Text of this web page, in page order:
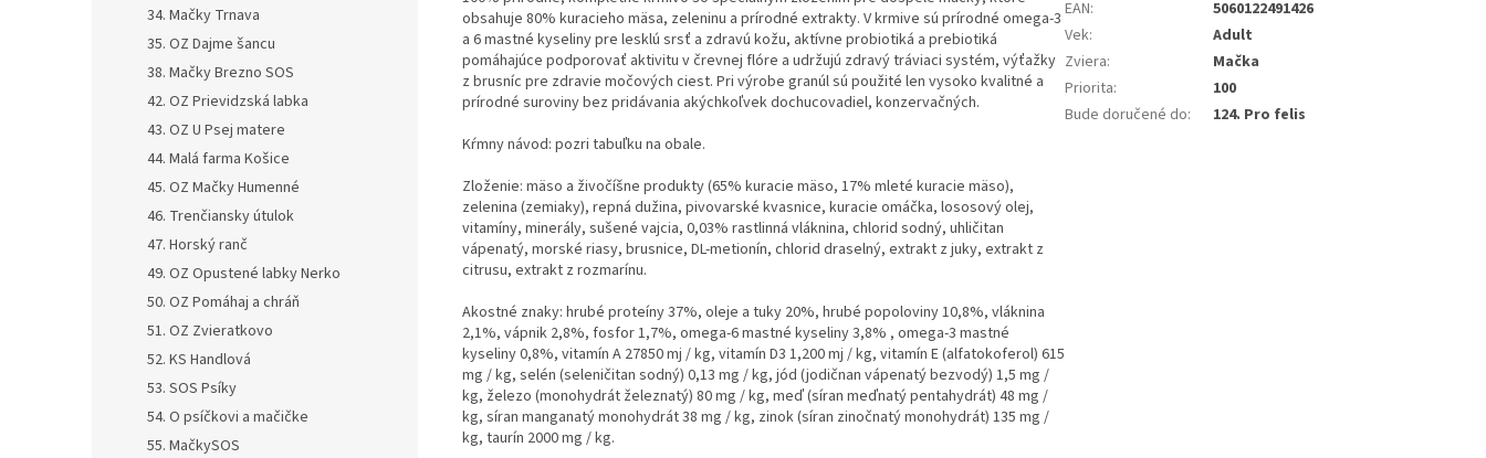
34. Mačky Trnava
35. OZ Dajme šancu
38. Mačky Brezno SOS
42. OZ Prievidzská labka
43. OZ U Psej matere
44. Malá farma Košice
45. OZ Mačky Humenné
46. Trenčiansky útulok
47. Horský ranč
49. OZ Opustené labky Nerko
50. OZ Pomáhaj a chráň
51. OZ Zvieratkovo
52. KS Handlová
53. SOS Psíky
54. O psíčkovi a mačičke
55. MačkySOS
obsahuje 80% kuracieho mäsa, zeleninu a prírodné extrakty. V krmive sú prírodné omega-3
a 6 mastné kyseliny pre lesklú srsť a zdravú kožu, aktívne probiotiká a prebiotiká
pomáhajúce podporovať aktivitu v črevnej flóre a udržujú zdravý tráviaci systém, výťažky
z brusníc pre zdravie močových ciest. Pri výrobe granúl sú použité len vysoko kvalitné a
prírodné suroviny bez pridávania akýchkoľvek dochucovadiel, konzervačných.
Kŕmny návod: pozri tabuľku na obale.
Zloženie: mäso a živočíšne produkty (65% kuracie mäso, 17% mleté ​​kuracie mäso),
zelenina (zemiaky), repná dužina, pivovarské kvasnice, kuracie omáčka, lososový olej,
vitamíny, minerály, sušené vajcia, 0,03% rastlinná vláknina, chlorid sodný, uhličitan
vápenatý, morské riasy, brusnice, DL-metionín, chlorid draselný, extrakt z juky, extrakt z
citrusu, extrakt z rozmarínu.
Akostné znaky: hrubé proteíny 37%, oleje a tuky 20%, hrubé popoloviny 10,8%, vláknina
2,1%, vápnik 2,8%, fosfor 1,7%, omega-6 mastné kyseliny 3,8% , omega-3 mastné
kyseliny 0,8%, vitamín A 27850 mj / kg, vitamín D3 1,200 mj / kg, vitamín E (alfatokoferol) 615
mg / kg, selén (seleničitan sodný) 0,13 mg / kg, jód (jodičnan vápenatý bezvodý) 1,5 mg /
kg, železo (monohydrát železnatý) 80 mg / kg, meď (síran meďnatý pentahydrát) 48 mg /
kg, síran manganatý monohydrát 38 mg / kg, zinok (síran zinočnatý monohydrát) 135 mg /
kg, taurín 2000 mg / kg.
EAN:
5060122491426
Vek:
Adult
Zviera:
Mačka
Priorita:
100
Bude doručené do: 124. Pro felis